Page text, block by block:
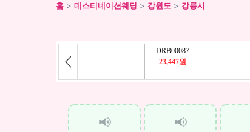
홈 > 데스티네이션웨딩 > 강원도 > 강릉시
📢 📢